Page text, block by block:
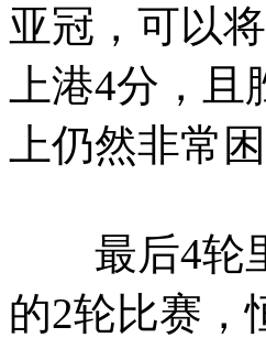
亚冠，可以
上港4分，
上仍然非常困
最后4轮里
的2轮比赛，